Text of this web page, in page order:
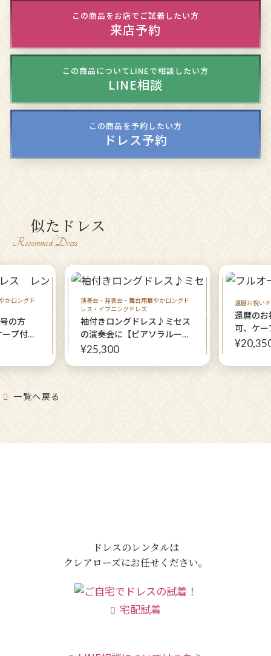
この商品をお店でご試着したい方
来店予約
この商品についてLINEで相談したい方
LINE相談
この商品を予約したい方
ドレス予約
似たドレス
Recommed Dress
かロングド
の方
プ付き
演奏会・発表会・舞台用華やかロングド
レス・イブニングドレス
袖付きロングドレス♪ミセス
の演奏会に【ピアソラルージ
ュ】シックなレッドと大きな
¥25,300
還暦お祝い
還暦のお
可、ケ
薔薇模様
ンヌドレ
一覧へ戻る
ドレスのレンタルは
クレアローズにお任せください。
宅配試着